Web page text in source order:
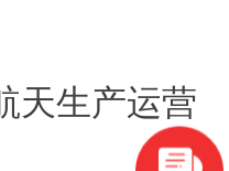
天生产运营